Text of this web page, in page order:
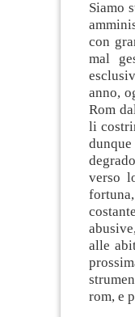
Siamo
con
mal
anno,
Rom
li
verso
alle
rom, e